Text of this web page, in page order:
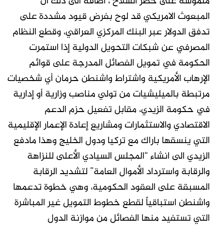
المبعوث الامريكي قد لوح بفرض قيود مشددة على
تدفق الدولار عبر البنك المركزي العراقي، وقطع النظام
المصرفي عن شبكات التحويل الدولية إذا استمرت
الحكومة في تمويل الفصائل المدرجة على قوائم
الإرهاب الأمريكية واشتراط واشنطن حرمان أي شخصيات
مرتبطة بالميليشيات من تولي مناصب وزارية أو إدارية
في حكومة الزيدي، مقابل تفعيل حزم الدعم
الاقتصادي والاستثمارات ومشاريع إعادة الإعمار الإقليمية
التي ينسقها باراك مع تركيا ودول الخليج وهذا مادفع
الزيدي الى انشاء “المجلس السيادي الأعلى للنزاهة
والرقابة واسترداد الأموال العامة” لتشديد الرقابة
المسبقة على العقود الحكومية، وهي خطوة تدعمها
واشنطن استباقياً لقطع خطوط التمويل غير المباشرة
التي تستفيد منها الفصائل من موازنة الدول